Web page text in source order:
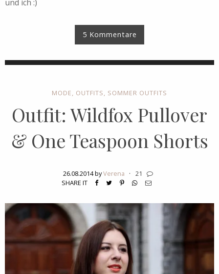
und ich :)
5 Kommentare
MODE, OUTFITS, SOMMER OUTFITS
Outfit: Wildfox Pullover
& One Teaspoon Shorts
26.08.2014 byVerena ·
21
SHARE IT